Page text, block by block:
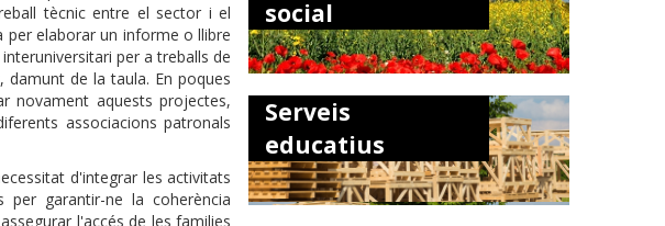
tècnic entre el sector i el
per elaborar un informe o llibre
per a treballs de
de la taula. En poques
novament aquests projectes,
associacions patronals
d'integrar les activitats
per garantir-ne la coherència
l'accés de les families
social
Serveis
educatius